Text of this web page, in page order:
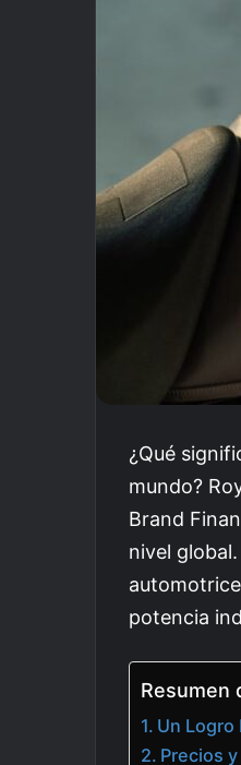
¿Qué
mundo?
Brand
nivel
potencia
Resumen
Un Logro
Precios